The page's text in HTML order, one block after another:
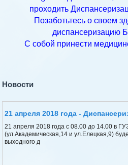
проходить
Позаботьтесь о своем
С собой принести
Новости
21 апреля 2018 года -
21 апреля 2018 года с 08.00 до 14.00 в
(ул.Академическая,14 и ул.Елецкая,9)
выходного д